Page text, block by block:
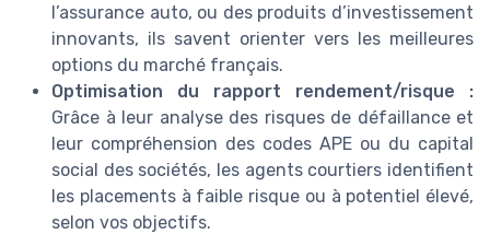
l’assurance auto, ou des produits d’investissement
innovants, ils savent orienter vers les meilleures
options du marché français.
Optimisation du rapport rendement/risque :
Grâce à leur analyse des risques de défaillance et
leur compréhension des codes APE ou du capital
social des sociétés, les agents courtiers identifient
les placements à faible risque ou à potentiel élevé,
selon vos objectifs.